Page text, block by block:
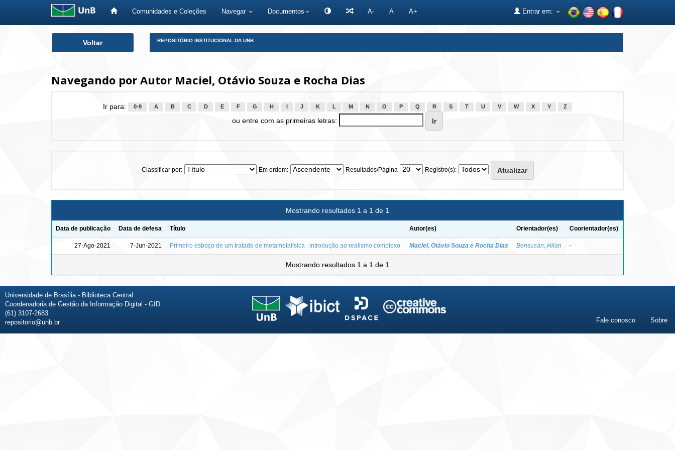
Comunidades e Coleções Navegar Documentos A- A A+ Entrar em:
Voltar REPOSITÓRIO INSTITUCIONAL DA UNB
Navegando por Autor Maciel, Otávio Souza e Rocha Dias
Ir para: 0-9 A B C D E F G H J K L M N O P Q R S T U V W X Y Z
ou entre com as primeiras letras:
Classificar por: Em ordem: Resultados/Página Registro(s):
Mostrando resultados 1 a 1 de 1
Data de publicação Data de defesa Título Autor(es) Orientador(es) Coorientador(es)
27-Ago-2021 7-Jun-2021 Primeiro esboço de um tratado de metametafísica : introdução ao realismo complexo Maciel, Otávio Souza e Rocha Dias Bensusan, Hilan -
Mostrando resultados 1 a 1 de 1
Universidade de Brasília - Biblioteca Central
Coordenadoria de Gestão da Informação Digital - GID
(61) 3107-2683
repositorio@unb.br
Fale conosco Sobre